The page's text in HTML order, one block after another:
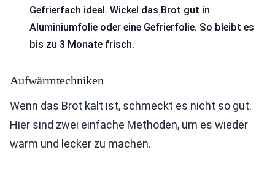
Gefrierfach ideal. Wickel das Brot gut in
Aluminiumfolie oder eine Gefrierfolie. So bleibt es
bis zu 3 Monate frisch.
Aufwärmtechniken
Wenn das Brot kalt ist, schmeckt es nicht so gut.
Hier sind zwei einfache Methoden, um es wieder
warm und lecker zu machen.